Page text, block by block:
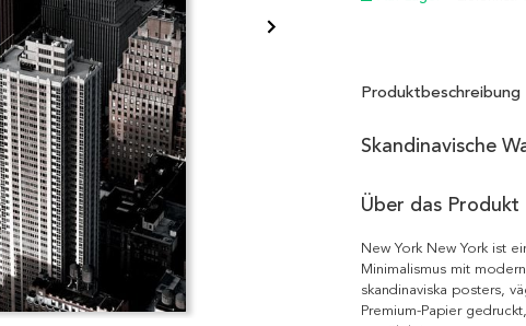
Produktbeschreibung
Skandinavische
Über das Produkt
New York New York ist
Minimalismus mit
skandinaviska posters,
Premium-Papier